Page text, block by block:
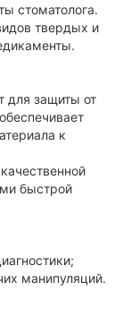
стоматолога.
твердых и
для защиты от
к
быстрой
манипуляций.